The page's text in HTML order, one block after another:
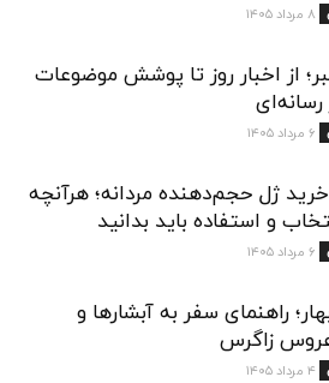
۸ مرداد ۱۴۰۵
از اخبار روز تا پوشش موضوعات
رسانه‌ای
۶ مرداد ۱۴۰۵
ژل حجم‌دهنده مردانه؛ هرآنچه
و استفاده باید بدانید
۶ مرداد ۱۴۰۵
راهنمای سفر به آبشارها و
زاگرس
۴ مرداد ۱۴۰۵